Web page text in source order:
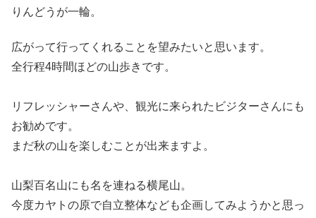
りんどうが一輪。
広がって行ってくれることを望みたいと思います。
全行程4時間ほどの山歩きです。
リフレッシャーさんや、観光に来られたビジターさんにも
お勧めです。
まだ秋の山を楽しむことが出来ますよ。
山梨百名山にも名を連ねる横尾山。
今度カヤトの原で自立整体なども企画してみようかと思っ